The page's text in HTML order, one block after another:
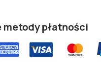
metody płatności